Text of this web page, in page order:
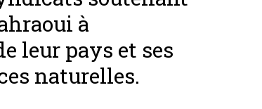
à
leur pays et ses
naturelles.